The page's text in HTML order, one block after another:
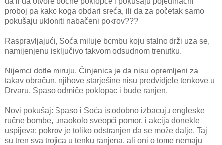
proboj pa kako koga obdari sreća, ili da za početak samo
pokušaju ukloniti nabačeni pokrov???
Raspravljajući, Soća miluje bombu koju stalno drži uza se,
namijenjenu isključivo takvom odsudnom trenutku.
Nijemci dotle miruju. Činjenica je da nisu opremljeni za
takav obračun, njihove starješine nisu predvidjele tenkove u
Drvaru. Spaso odmiče poklopac i bude ranjen.
Novi pokušaj: Spaso i Soća istodobno izbacuju engleske
ručne bombe, unaokolo sveopći pomor, i akcija donekle
uspijeva: pokrov je toliko odstranjen da se može dalje. Taj
su tren sva trojica u tenku ranjena, ali oni o tome nemaju